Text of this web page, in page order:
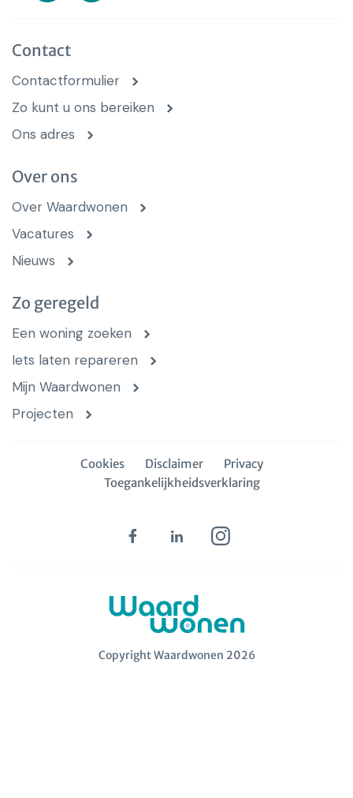
Contact
Contactformulier
Zo kunt u ons bereiken
Ons adres
Over ons
Over Waardwonen
Vacatures
Nieuws
Zo geregeld
Een woning zoeken
Iets laten repareren
Mijn Waardwonen
Projecten
Copyright Waardwonen 2026
Cookies Disclaimer
Privacy
Toegankelijkheidsverklaring